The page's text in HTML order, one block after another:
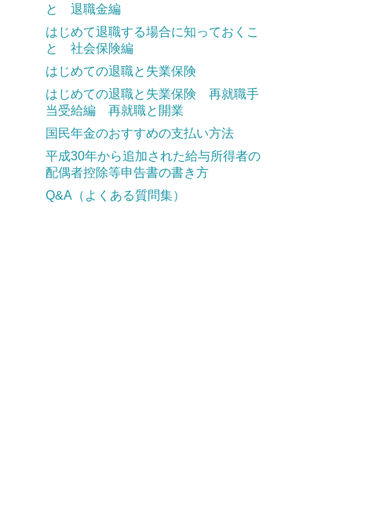
と 退職金編
はじめて退職する場合に知っておくこ
と 社会保険編
はじめての退職と失業保険
はじめての退職と失業保険 再就職手
当受給編 再就職と開業
国民年金のおすすめの支払い方法
平成30年から追加された給与所得者の
配偶者控除等申告書の書き方
Q&A（よくある質問集）